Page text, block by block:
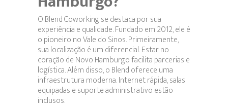
O Blend Coworking se destaca por sua
experiência e qualidade. Fundado em 2012, ele é
o pioneiro no Vale do Sinos. Primeiramente,
sua localização é um diferencial. Estar no
coração de Novo Hamburgo facilita parcerias e
logística. Além disso, o Blend oferece uma
infraestrutura moderna. Internet rápida, salas
equipadas e suporte administrativo estão
inclusos.